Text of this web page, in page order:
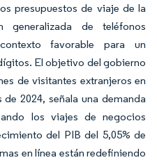
presupuestos de viaje de la
de teléfonos
favorable para un
El objetivo del gobierno
de visitantes extranjeros en
2024, señala una demanda
los viajes de negocios
del PIB del 5,05% de
en línea están redefiniendo